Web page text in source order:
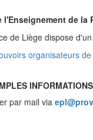
l'Enseignement de
de Liège dispose d'un
organisateurs
par mail via